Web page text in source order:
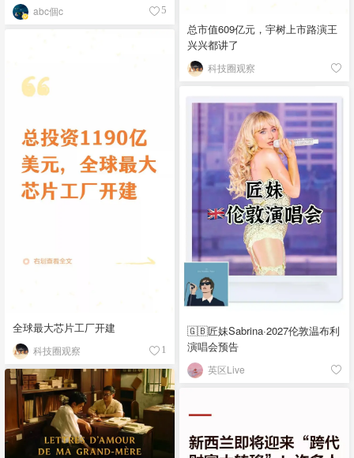
abc個c 5
总市值609亿元，宇树上市路演王
兴兴都讲了
科技圈观察
全球最大芯片工厂开建
科技圈观察 1
🇬🇧匠妹Sabrina·2027伦敦温布利
演唱会预告
英区Live